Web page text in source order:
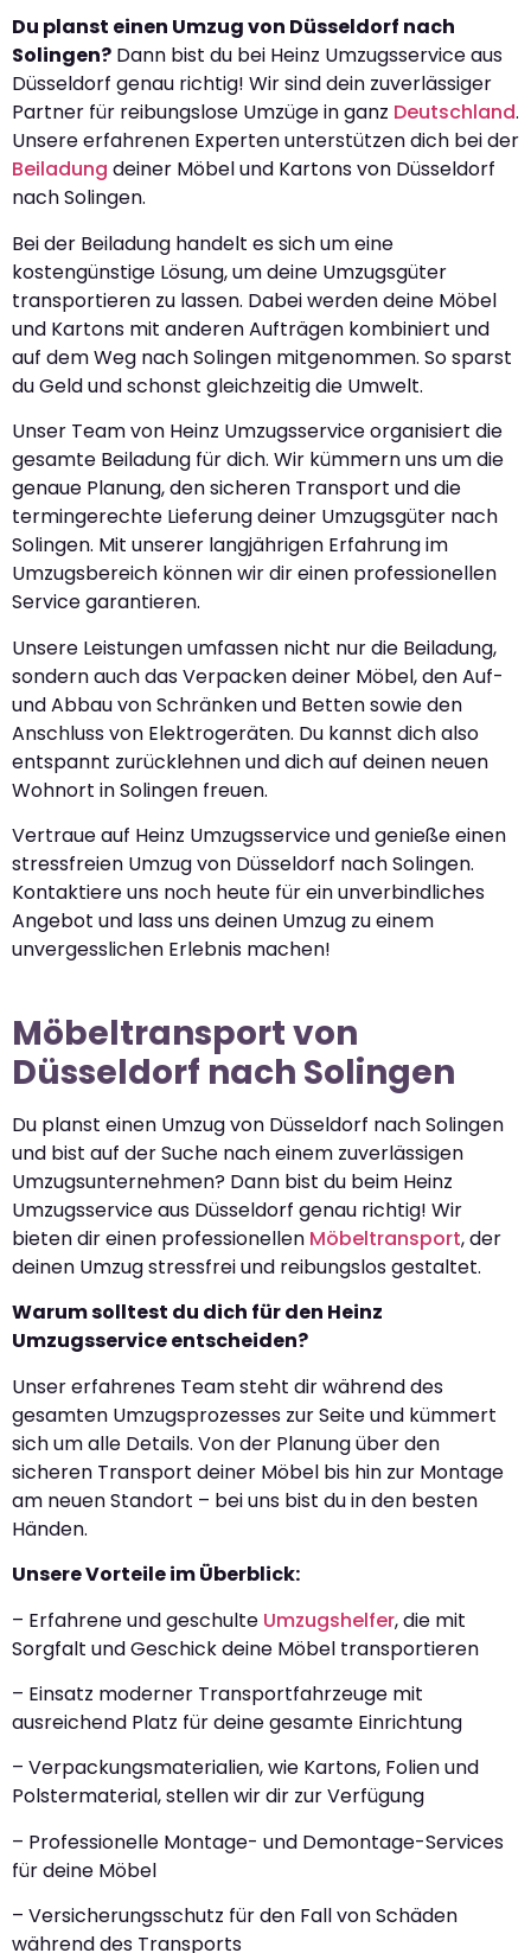
Du planst einen Umzug von Düsseldorf nach
Solingen? Dann bist du bei Heinz Umzugsservice aus
Düsseldorf genau richtig! Wir sind dein zuverlässiger
Partner für reibungslose Umzüge in ganz Deutschland.
Unsere erfahrenen Experten unterstützen dich bei der
Beiladung deiner Möbel und Kartons von Düsseldorf
nach Solingen.
Bei der Beiladung handelt es sich um eine
kostengünstige Lösung, um deine Umzugsgüter
transportieren zu lassen. Dabei werden deine Möbel
und Kartons mit anderen Aufträgen kombiniert und
auf dem Weg nach Solingen mitgenommen. So sparst
du Geld und schonst gleichzeitig die Umwelt.
Unser Team von Heinz Umzugsservice organisiert die
gesamte Beiladung für dich. Wir kümmern uns um die
genaue Planung, den sicheren Transport und die
termingerechte Lieferung deiner Umzugsgüter nach
Solingen. Mit unserer langjährigen Erfahrung im
Umzugsbereich können wir dir einen professionellen
Service garantieren.
Unsere Leistungen umfassen nicht nur die Beiladung,
sondern auch das Verpacken deiner Möbel, den Auf-
und Abbau von Schränken und Betten sowie den
Anschluss von Elektrogeräten. Du kannst dich also
entspannt zurücklehnen und dich auf deinen neuen
Wohnort in Solingen freuen.
Vertraue auf Heinz Umzugsservice und genieße einen
stressfreien Umzug von Düsseldorf nach Solingen.
Kontaktiere uns noch heute für ein unverbindliches
Angebot und lass uns deinen Umzug zu einem
unvergesslichen Erlebnis machen!
Möbeltransport von
Düsseldorf nach Solingen
Du planst einen Umzug von Düsseldorf nach Solingen
und bist auf der Suche nach einem zuverlässigen
Umzugsunternehmen? Dann bist du beim Heinz
Umzugsservice aus Düsseldorf genau richtig! Wir
bieten dir einen professionellen Möbeltransport, der
deinen Umzug stressfrei und reibungslos gestaltet.
Warum solltest du dich für den Heinz
Umzugsservice entscheiden?
Unser erfahrenes Team steht dir während des
gesamten Umzugsprozesses zur Seite und kümmert
sich um alle Details. Von der Planung über den
sicheren Transport deiner Möbel bis hin zur Montage
am neuen Standort – bei uns bist du in den besten
Händen.
Unsere Vorteile im Überblick:
– Erfahrene und geschulte Umzugshelfer, die mit
Sorgfalt und Geschick deine Möbel transportieren
– Einsatz moderner Transportfahrzeuge mit
ausreichend Platz für deine gesamte Einrichtung
– Verpackungsmaterialien, wie Kartons, Folien und
Polstermaterial, stellen wir dir zur Verfügung
– Professionelle Montage- und Demontage-Services
für deine Möbel
– Versicherungsschutz für den Fall von Schäden
während des Transports